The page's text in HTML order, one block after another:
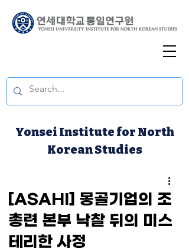
Yonsei Institute for North
Korean Studies
[ASAHI] 몽골기업의 조
총련 본부 낙찰 뒤의 미스
테리한 사정